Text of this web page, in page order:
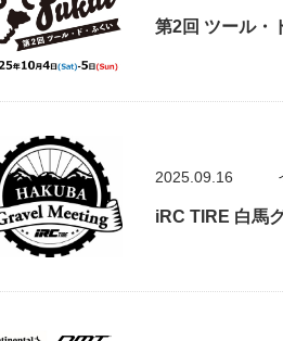
第2回 ツール・
2025.09.16
iRC TIRE 白馬